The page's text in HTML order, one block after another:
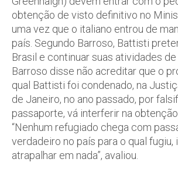
obtenção de visto definitivo no
uma vez que o italiano entrou de
país. Segundo Barroso, Battisti
Brasil e continuar suas atividades
Barroso disse não acreditar que o
qual Battisti foi condenado, na
de Janeiro, no ano passado, por
passaporte, vá interferir na
“Nenhum refugiado chega com
verdadeiro no país para o qual fugiu,
atrapalhar em nada”, avaliou.